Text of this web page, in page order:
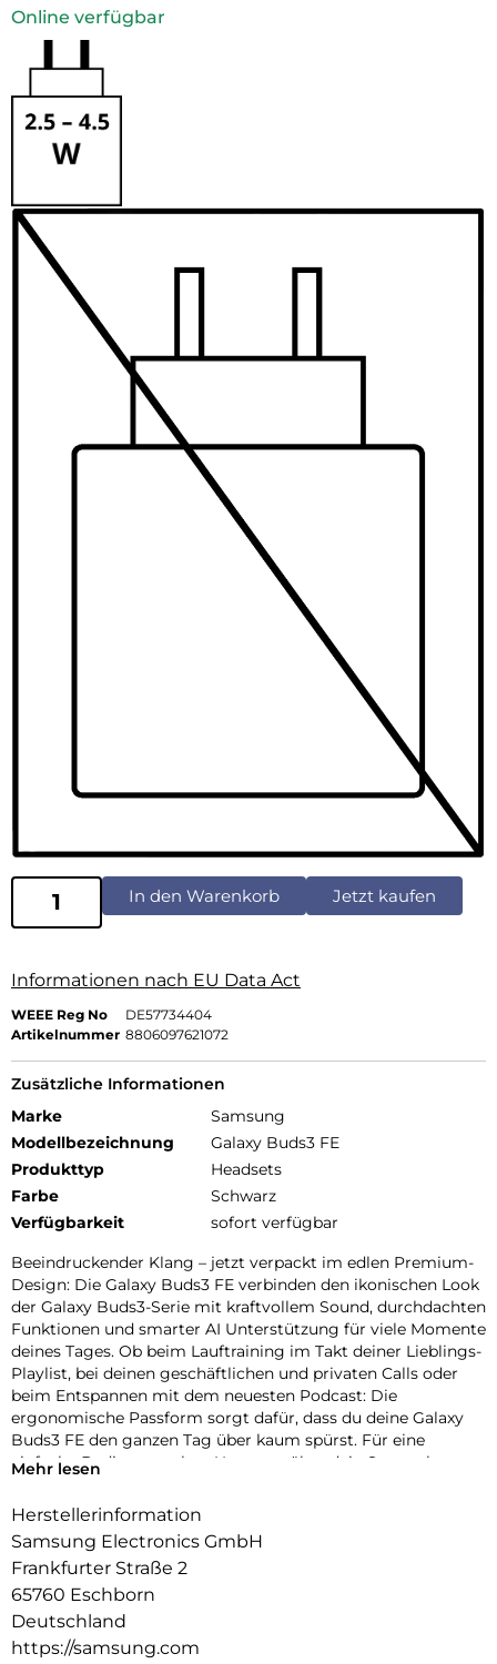
Online verfügbar
In den Warenkorb Jetzt kaufen
Informationen nach EU Data Act
WEEE Reg No
DE57734404
Artikelnummer 8806097621072
Zusätzliche Informationen
Marke
Samsung
Modellbezeichnung
Galaxy Buds3 FE
Produkttyp
Headsets
Farbe
Schwarz
Verfügbarkeit
sofort verfügbar
Beeindruckender Klang – jetzt verpackt im edlen Premium-
Design: Die Galaxy Buds3 FE verbinden den ikonischen Look
der Galaxy Buds3-Serie mit kraftvollem Sound, durchdachten
Funktionen und smarter AI Unterstützung für viele Momente
deines Tages. Ob beim Lauftraining im Takt deiner Lieblings-
Playlist, bei deinen geschäftlichen und privaten Calls oder
beim Entspannen mit dem neuesten Podcast: Die
ergonomische Passform sorgt dafür, dass du deine Galaxy
Buds3 FE den ganzen Tag über kaum spürst. Für eine
einfache Bedienung ohne Umwege über dein Smartphone
über die Seite, um die Lautstärke einzustellen, oder tippe, um
genügt, um mitten in deine Klangwelten eintauchen zu
können. Dank fortschrittlichem ANC (Active Noise
Cancelling) kannst du Umgebungsgeräusche weitgehend
ausblenden – für ein ungestörtes Musikerlebnis, klare
Gespräche und fokussierte Momente, egal wo du gerade bist.
Mehr lesen
Herstellerinformation
Samsung Electronics GmbH
Frankfurter Straße 2
65760 Eschborn
Deutschland
https://samsung.com